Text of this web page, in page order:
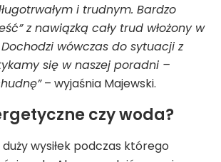
i trudnym. Bardzo
z nawiązką cały trud włożony w
Dochodzi wówczas do sytuacji z
się w naszej poradni –
– wyjaśnia Majewski.
czy woda?
wysiłek podczas którego